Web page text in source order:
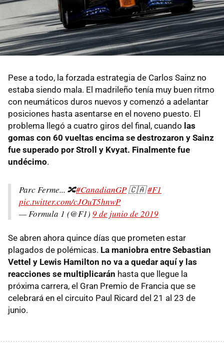
Pese a todo, la forzada estrategia de Carlos Sainz no
estaba siendo mala. El madrileño tenía muy buen ritmo
con neumáticos duros nuevos y comenzó a adelantar
posiciones hasta asentarse en el noveno puesto. El
problema llegó a cuatro giros del final, cuando las
gomas con 60 vueltas encima se destrozaron y Sainz
fue superado por Stroll y Kvyat. Finalmente fue
undécimo.
Parc Ferme... 🔀#CanadianGP🇨🇦#F1
pic.twitter.com/cJOuT5hnwP
— Formula 1 (@F1) 9 de junio de 2019
Se abren ahora quince días que prometen estar
plagados de polémicas. La maniobra entre Sebastian
Vettel y Lewis Hamilton no va a quedar aquí y las
reacciones se multiplicarán hasta que llegue la
próxima carrera, el Gran Premio de Francia que se
celebrará en el circuito Paul Ricard del 21 al 23 de
junio.